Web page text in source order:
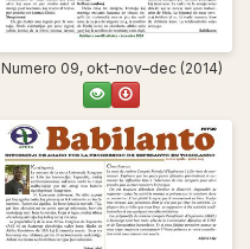
Numero 09, okt–nov–dec (2014)